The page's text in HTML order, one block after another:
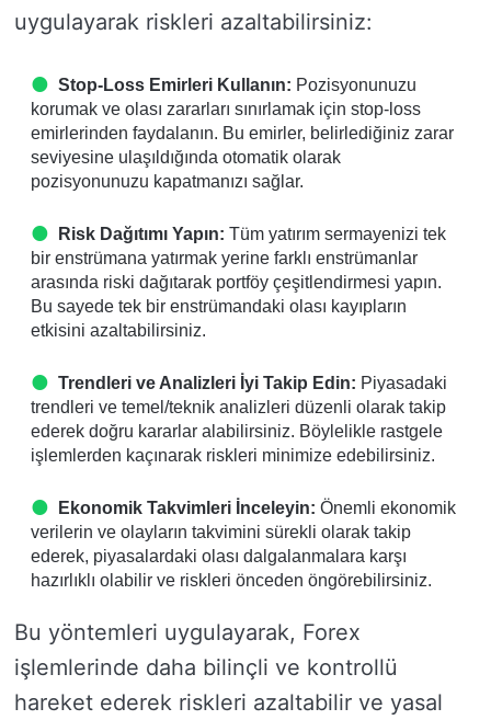
uygulayarak riskleri azaltabilirsiniz:
Stop-Loss Emirleri Kullanın: Pozisyonunuzu
korumak ve olası zararları sınırlamak için stop-loss
emirlerinden faydalanın. Bu emirler, belirlediğiniz zarar
seviyesine ulaşıldığında otomatik olarak
pozisyonunuzu kapatmanızı sağlar.
Risk Dağıtımı Yapın: Tüm yatırım sermayenizi tek
bir enstrümana yatırmak yerine farklı enstrümanlar
arasında riski dağıtarak portföy çeşitlendirmesi yapın.
Bu sayede tek bir enstrümandaki olası kayıpların
etkisini azaltabilirsiniz.
Trendleri ve Analizleri İyi Takip Edin: Piyasadaki
trendleri ve temel/teknik analizleri düzenli olarak takip
ederek doğru kararlar alabilirsiniz. Böylelikle rastgele
işlemlerden kaçınarak riskleri minimize edebilirsiniz.
Ekonomik Takvimleri İnceleyin: Önemli ekonomik
verilerin ve olayların takvimini sürekli olarak takip
ederek, piyasalardaki olası dalgalanmalara karşı
hazırlıklı olabilir ve riskleri önceden öngörebilirsiniz.
Bu yöntemleri uygulayarak, Forex
işlemlerinde daha bilinçli ve kontrollü
hareket ederek riskleri azaltabilir ve yasal